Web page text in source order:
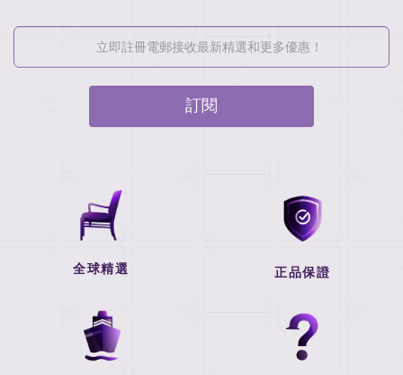
訂閱
全球精選 正品保證